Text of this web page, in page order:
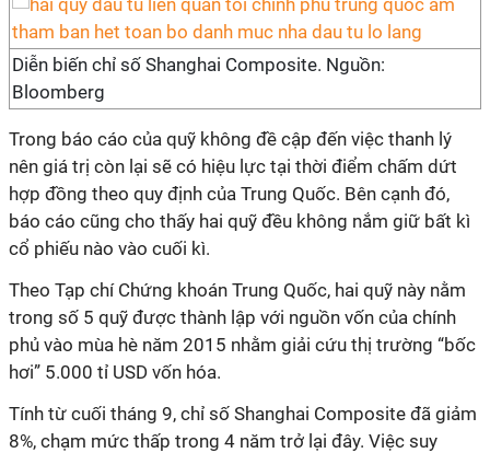
Diễn biến chỉ số Shanghai Composite. Nguồn:
Bloomberg
Trong báo cáo của quỹ không đề cập đến việc thanh lý
nên giá trị còn lại sẽ có hiệu lực tại thời điểm chấm dứt
hợp đồng theo quy định của Trung Quốc. Bên cạnh đó,
báo cáo cũng cho thấy hai quỹ đều không nắm giữ bất kì
cổ phiếu nào vào cuối kì.
Theo Tạp chí Chứng khoán Trung Quốc, hai quỹ này nằm
trong số 5 quỹ được thành lập với nguồn vốn của chính
phủ vào mùa hè năm 2015 nhằm giải cứu thị trường “bốc
hơi” 5.000 tỉ USD vốn hóa.
Tính từ cuối tháng 9, chỉ số Shanghai Composite đã giảm
8%, chạm mức thấp trong 4 năm trở lại đây. Việc suy